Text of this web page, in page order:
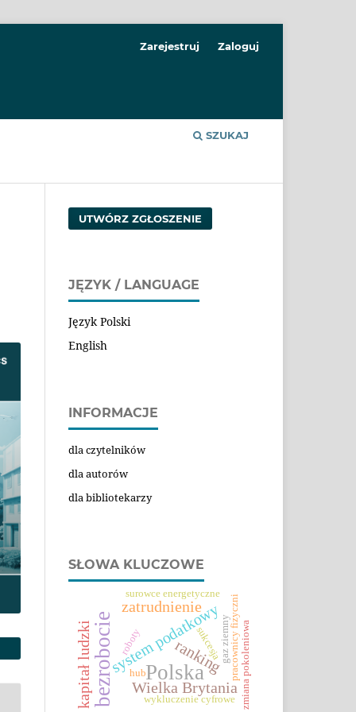
SZUKAJ
Zarejestruj Zaloguj
UTWÓRZ ZGŁOSZENIE
JĘZYK / LANGUAGE
Język Polski
English
INFORMACJE
dla czytelników
dla autorów
dla bibliotekarzy
SŁOWA KLUCZOWE
bezrobocie Polska
system podatkowy
ranking
zatrudnienie
Wielka Brytania
kapitał ludzki roboty pracownicy fizyczni
wykluczenie cyfrowe
hub zmiana pokoleniowa
sukcesjagaz ziemny
surowce energetyczne